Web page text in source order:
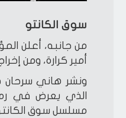
سوق الكانتو
من جانبه، أعلن
أمير كرارة، ومن
ونشر هاني سرحان
مسلسل سوق الكانتو .. رمضان